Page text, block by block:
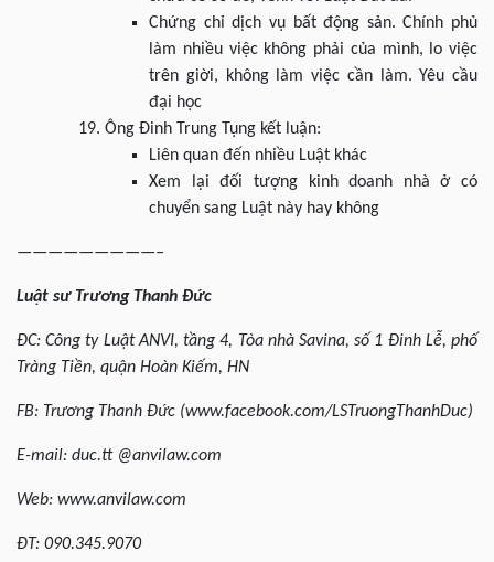
Chứng chỉ dịch vụ bất động sản. Chính phủ
làm nhiều việc không phải của mình, lo việc
trên giời, không làm việc cần làm. Yêu cầu
đại học
Ông Đinh Trung Tụng kết luận:
Liên quan đến nhiều Luật khác
Xem lại đối tượng kinh doanh nhà ở có
chuyển sang Luật này hay không
—————————–
Luật sư Trương Thanh Đức
ĐC:Công ty LuậtANVI, tầng 4, Tòa nhà Savina, số 1 Đinh Lễ, phố
Tràng Tiền, quận Hoàn Kiếm, HN
FB: Trương Thanh Đức (www.facebook.com/LSTruongThanhDuc)
E-mail: duc.tt @anvilaw.com
Web: www.anvilaw.com
ĐT: 090.345.9070